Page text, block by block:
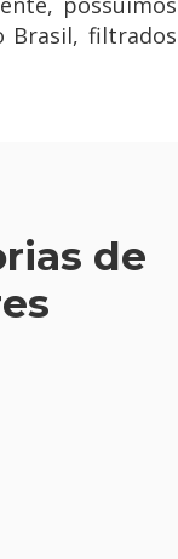
Brasil, filtrados
de